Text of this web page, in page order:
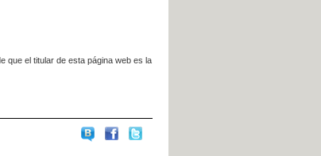
que el titular de esta página web es la